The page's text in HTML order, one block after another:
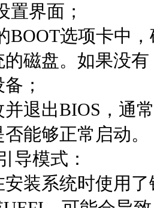
置界面；
BOOT选项卡中
的磁盘。如果没
；
并退出BIOS ，通
能够正常启动。
导模式：
安装系统时使用